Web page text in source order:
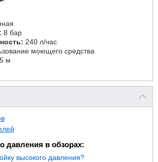
8 бар
240 л/час
моющего средства
м
давления в обзорах:
высокого давления?